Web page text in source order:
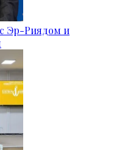
с Эр-Риядом и